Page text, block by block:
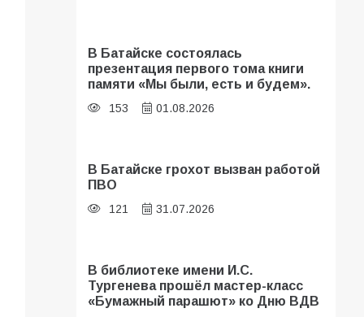
В Батайске состоялась
презентация первого тома книги
памяти «Мы были, есть и будем».
153 01.08.2026
В Батайске грохот вызван работой
ПВО
121 31.07.2026
В библиотеке имени И.С.
Тургенева прошёл мастер-класс
«Бумажный парашют» ко Дню ВДВ